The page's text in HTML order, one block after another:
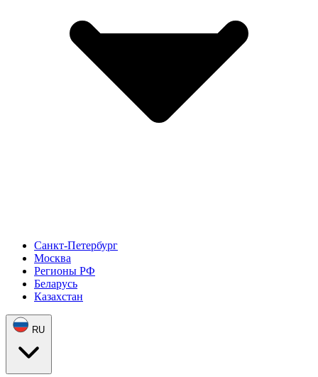
Санкт-Петербург
Москва
Регионы РФ
Беларусь
Казахстан
RU